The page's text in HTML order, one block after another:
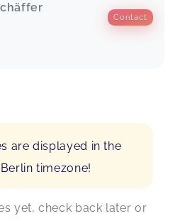
Contact
are displayed in the
timezone!
yet, check back later or